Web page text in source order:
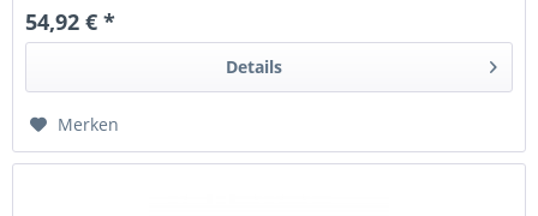
54,92 € *
Details
Merken